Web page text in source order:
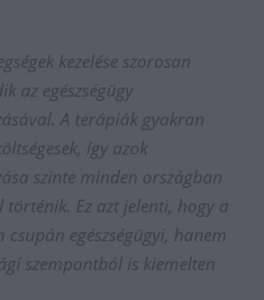
kezelése szorosan
az egészségügy
A terápiák gyakran
így azok
szinte minden országban
történik. Ez azt jelenti, hogy a
csupán egészségügyi, hanem
szempontból is kiemelten